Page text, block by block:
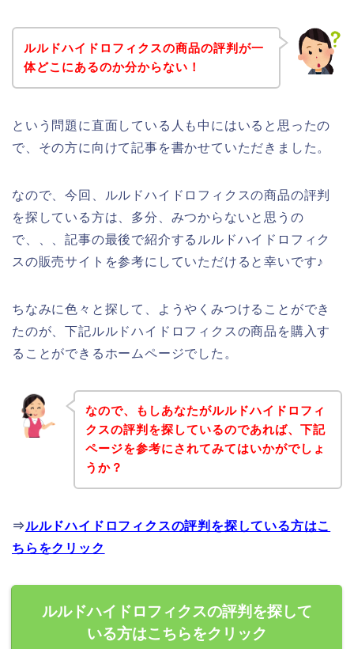
ルルドハイドロフィクスの商品の評判が一
体どこにあるのか分からない！
という問題に直面している人も中にはいると思ったの
で、その方に向けて記事を書かせていただきました。
なので、今回、ルルドハイドロフィクスの商品の評判
を探している方は、多分、みつからないと思うの
で、、、記事の最後で紹介するルルドハイドロフィク
スの販売サイトを参考にしていただけると幸いです♪
ちなみに色々と探して、ようやくみつけることができ
たのが、下記ルルドハイドロフィクスの商品を購入す
ることができるホームページでした。
なので、もしあなたがルルドハイドロフィ
クスの評判を探しているのであれば、下記
ページを参考にされてみてはいかがでしょ
うか？
⇒ルルドハイドロフィクスの評判を探している方はこ
ちらをクリック
ルルドハイドロフィクスの評判を探して
いる方はこちらをクリック